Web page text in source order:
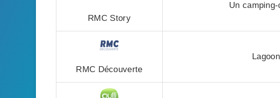
RMC Story
Un
RMC Découverte